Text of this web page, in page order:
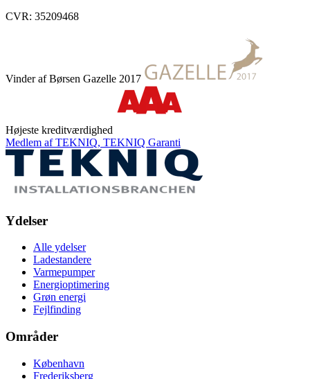
CVR: 35209468
Vinder af Børsen Gazelle 2017
Højeste kreditværdighed
Medlem af TEKNIQ, TEKNIQ Garanti
Ydelser
Alle ydelser
Ladestandere
Varmepumper
Energioptimering
Grøn energi
Fejlfinding
Områder
København
Frederiksberg